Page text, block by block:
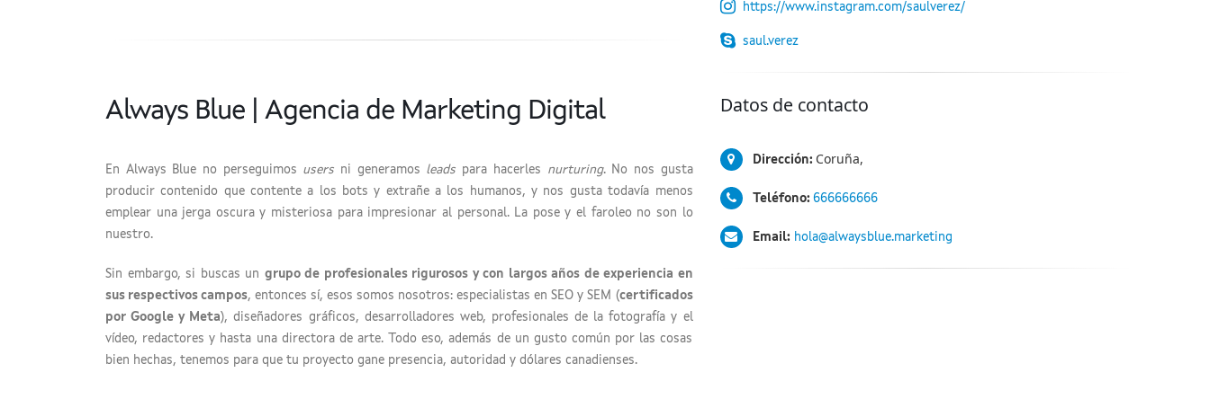
https://www.instagram.com/saulverez/
saul.verez
Always Blue | Agencia de Marketing Digital
En Always Blue no perseguimos users ni generamos leads para hacerles nurturing. No nos gusta
producir contenido que contente a los bots y extrañe a los humanos, y nos gusta todavía menos
emplear una jerga oscura y misteriosa para impresionar al personal. La pose y el faroleo no son lo
nuestro.
Sin embargo, si buscas un grupo de profesionales rigurosos y con largos años de experiencia en
sus respectivos campos, entonces sí, esos somos nosotros: especialistas en SEO y SEM (certificados
por Google y Meta), diseñadores gráficos, desarrolladores web, profesionales de la fotografía y el
vídeo, redactores y hasta una directora de arte. Todo eso, además de un gusto común por las cosas
bien hechas, tenemos para que tu proyecto gane presencia, autoridad y dólares canadienses.
Datos de contacto
Dirección: Coruña,
Teléfono: 666666666
Email: hola@alwaysblue.marketing